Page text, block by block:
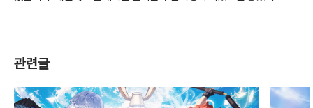
관련글